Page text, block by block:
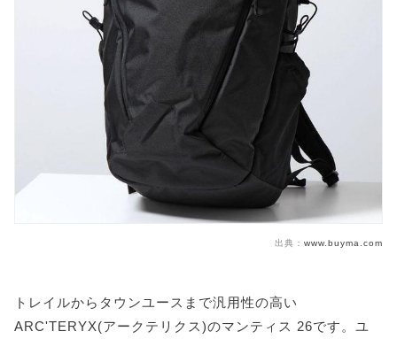
出典： www.buyma.com
トレイルからタウンユースまで汎用性の高い
ARC'TERYX(アークテリクス)のマンティス 26です。ユ